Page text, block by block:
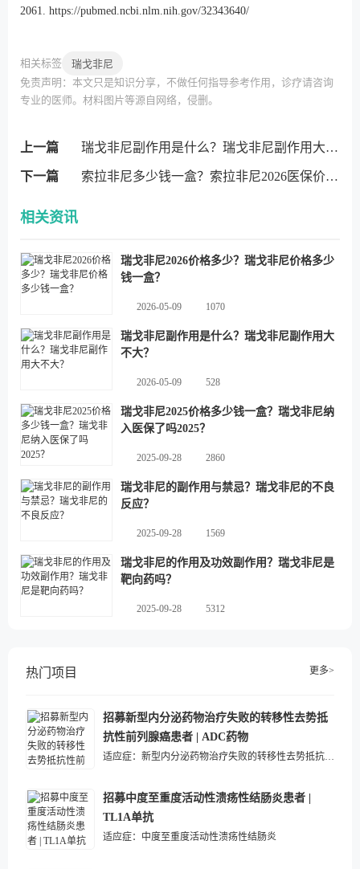
2061. https://pubmed.ncbi.nlm.nih.gov/32343640/
相关标签
瑞戈非尼
免责声明：本文只是知识分享，不做任何指导参考作用，诊疗请咨询
专业的医师。材料图片等源自网络，侵删。
上一篇 瑞戈非尼副作用是什么？瑞戈非尼副作用大不大？
下一篇 索拉非尼多少钱一盒？索拉非尼2026医保价格？
相关资讯
瑞戈非尼2026价格多少？瑞戈非尼价格多少
钱一盒？
2026-05-09 1070
瑞戈非尼副作用是什么？瑞戈非尼副作用大
不大？
2026-05-09 528
瑞戈非尼2025价格多少钱一盒？瑞戈非尼纳
入医保了吗2025？
2025-09-28 2860
瑞戈非尼的副作用与禁忌？瑞戈非尼的不良
反应？
2025-09-28 1569
瑞戈非尼的作用及功效副作用？瑞戈非尼是
靶向药吗？
2025-09-28 5312
热门项目 更多>
招募新型内分泌药物治疗失败的转移性去势抵
抗性前列腺癌患者 | ADC药物
适应症： 新型内分泌药物治疗失败的转移性去势抵抗性前列腺癌
招募中度至重度活动性溃疡性结肠炎患者 |
TL1A单抗
适应症： 中度至重度活动性溃疡性结肠炎